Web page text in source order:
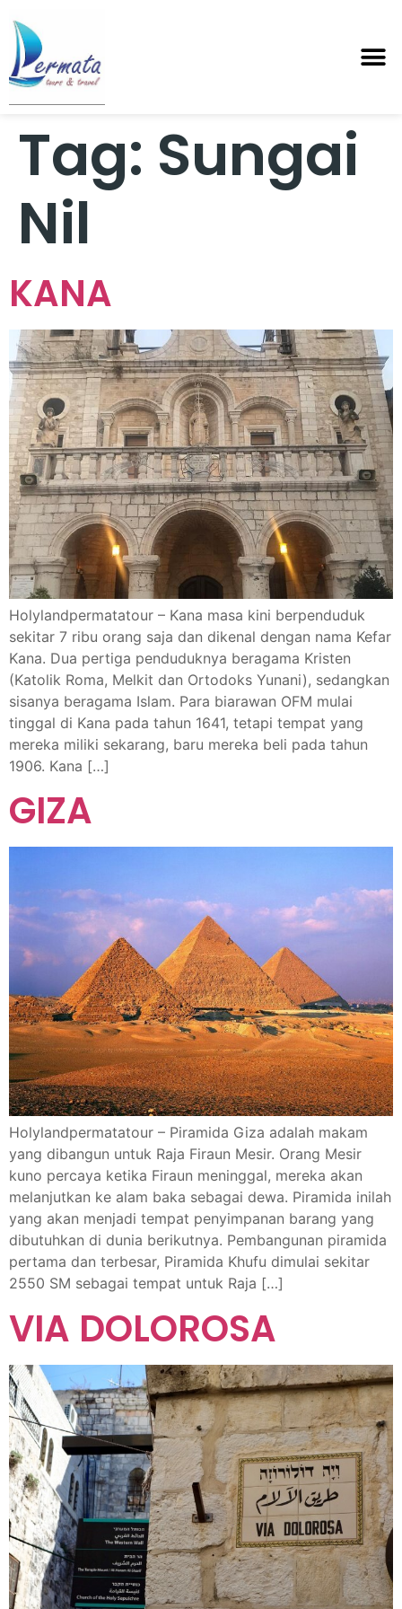
Tag: Sungai
Nil
KANA
Holylandpermatatour – Kana masa kini berpenduduk
sekitar 7 ribu orang saja dan dikenal dengan nama Kefar
Kana. Dua pertiga penduduknya beragama Kristen
(Katolik Roma, Melkit dan Ortodoks Yunani), sedangkan
sisanya beragama Islam. Para biarawan OFM mulai
tinggal di Kana pada tahun 1641, tetapi tempat yang
mereka miliki sekarang, baru mereka beli pada tahun
1906. Kana […]
GIZA
Holylandpermatatour – Piramida Giza adalah makam
yang dibangun untuk Raja Firaun Mesir. Orang Mesir
kuno percaya ketika Firaun meninggal, mereka akan
melanjutkan ke alam baka sebagai dewa. Piramida inilah
yang akan menjadi tempat penyimpanan barang yang
dibutuhkan di dunia berikutnya. Pembangunan piramida
pertama dan terbesar, Piramida Khufu dimulai sekitar
2550 SM sebagai tempat untuk Raja […]
VIA DOLOROSA